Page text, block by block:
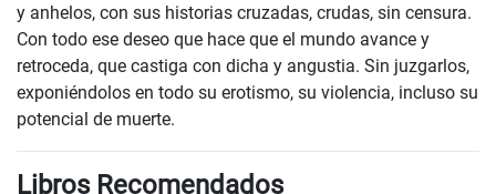
y anhelos, con sus historias cruzadas, crudas, sin censura.
Con todo ese deseo que hace que el mundo avance y
retroceda, que castiga con dicha y angustia. Sin juzgarlos,
exponiéndolos en todo su erotismo, su violencia, incluso su
potencial de muerte.
Libros Recomendados